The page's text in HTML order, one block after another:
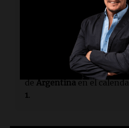
¿Dónde se llevó a cabo el
¿Qué generó Colapinto
Ilusión sobre la
deArgentinaen el
1.